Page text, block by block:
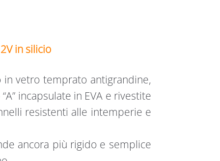
in silicio
vetro temprato antigrandine,
incapsulate in EVA e rivestite
resistenti alle intemperie e
ancora più rigido e semplice